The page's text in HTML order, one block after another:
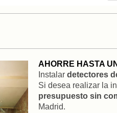
AHORRE HASTA
Instalar detectores
Si desea realizar la
presupuesto sin
Madrid.